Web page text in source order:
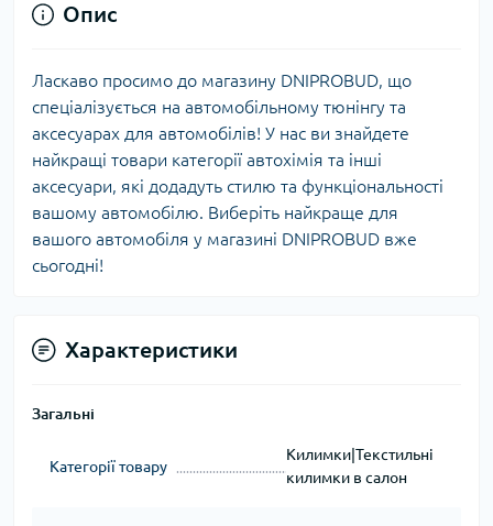
Опис
Ласкаво просимо до магазину DNIPROBUD, що
спеціалізується на автомобільному тюнінгу та
аксесуарах для автомобілів! У нас ви знайдете
найкращі товари категорії автохімія та інші
аксесуари, які додадуть стилю та функціональності
вашому автомобілю. Виберіть найкраще для
вашого автомобіля у магазині DNIPROBUD вже
сьогодні!
Характеристики
Загальні
Категорії товару
Килимки|Текстильні
килимки в салон